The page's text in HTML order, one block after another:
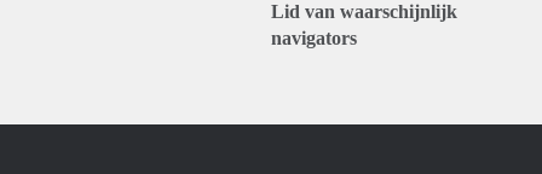
Lid van waarschijnlijk
navigators